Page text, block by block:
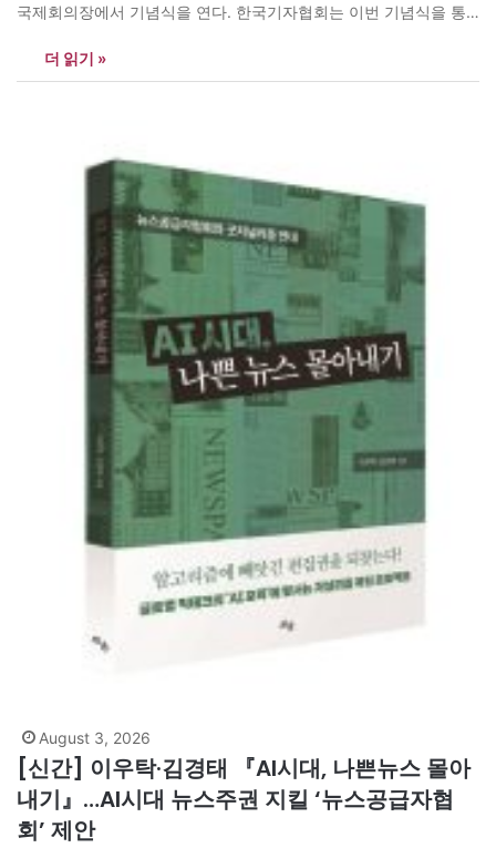
국제회의장에서 기념식을 연다. 한국기자협회는 이번 기념식을 통
기자들의 역할과 책임을 돌아볼 예정이다. 아울러 국내외 언론인들
의 교류와 연대를 확대하고, 급변하는 미디어 환경 속에서 한국…
더 읽기 »
August 3, 2026
[신간] 이우탁·김경태 『AI시대, 나쁜뉴스 몰아
내기』…AI시대 뉴스주권 지킬 ‘뉴스공급자협
회’ 제안